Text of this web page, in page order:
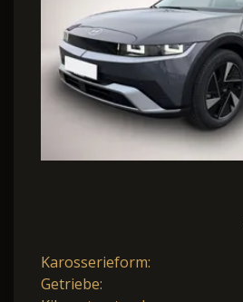
Karosserieform:
Getriebe: